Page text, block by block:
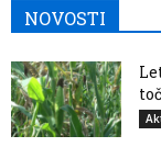
NOVOSTI